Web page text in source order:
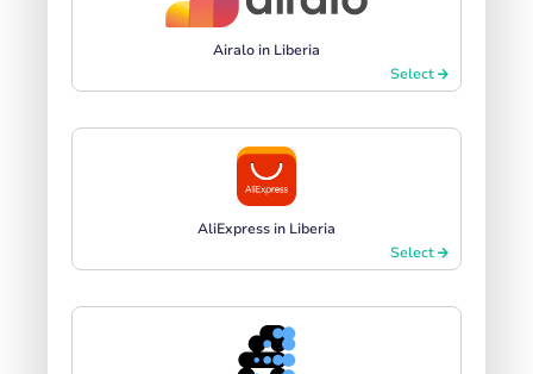
Airalo in Liberia
Select
AliExpress in Liberia
Select